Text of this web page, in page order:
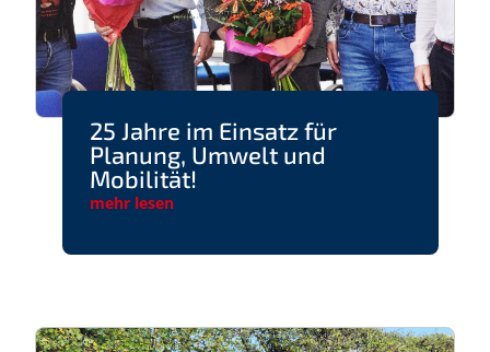
25 Jahre im Einsatz für
Planung, Umwelt und
Mobilität!
mehr lesen